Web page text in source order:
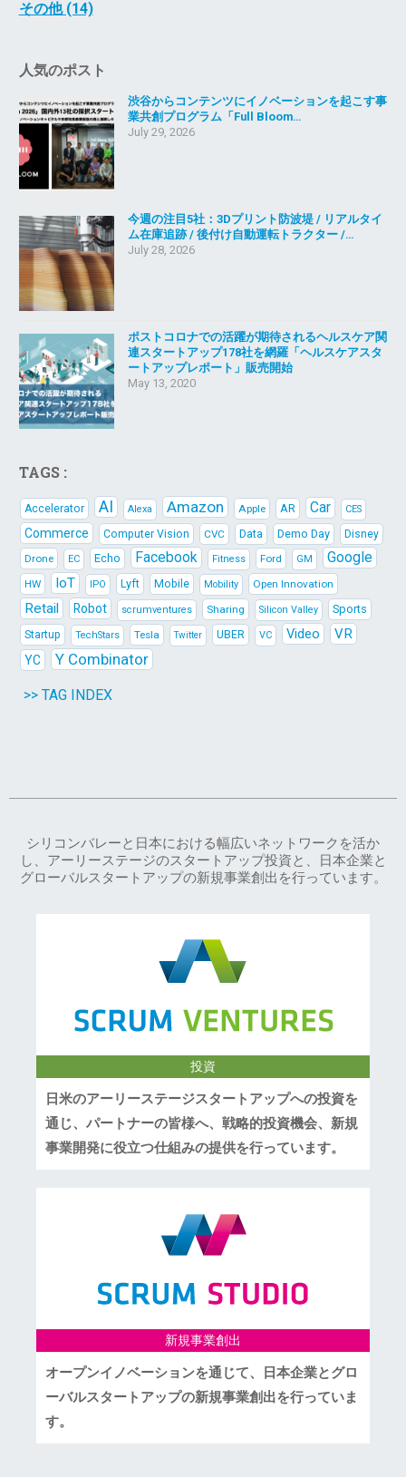
その他 (14)
人気のポスト
渋谷からコンテンツにイノベーションを起こす事
業共創プログラム「Full Bloom…
July 29, 2026
今週の注目5社：3Dプリント防波堤 / リアルタイ
ム在庫追跡 / 後付け自動運転トラクター /…
July 28, 2026
ポストコロナでの活躍が期待されるヘルスケア関
連スタートアップ178社を網羅「ヘルスケアスタ
ートアップレポート」販売開始
May 13, 2020
TAGS :
Accelerator AI Alexa Amazon Apple AR Car CES
Commerce Computer Vision CVC Data Demo Day
Disney
Drone
EC Echo Facebook Fitness Ford GM Google
HW IoT IPO Lyft Mobile Mobility Open Innovation
Retail Robot scrumventures Sharing Silicon Valley Sports
Startup TechStars Tesla Twitter UBER VC Video VR
YC Y Combinator
>> TAG INDEX
シリコンバレーと日本における幅広いネットワークを活か
し、アーリーステージのスタートアップ投資と、日本企業と
グローバルスタートアップの新規事業創出を行っています。
投資
日米のアーリーステージスタートアップへの投資を
通じ、パートナーの皆様へ、戦略的投資機会、新規
事業開発に役立つ仕組みの提供を行っています。
新規事業創出
オープンイノベーションを通じて、日本企業とグロ
ーバルスタートアップの新規事業創出を行っていま
す。